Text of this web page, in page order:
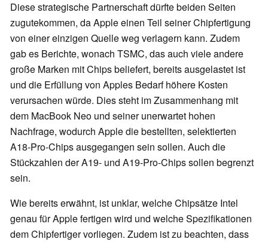
Diese strategische Partnerschaft dürfte beiden Seiten
zugutekommen, da Apple einen Teil seiner Chipfertigung
von einer einzigen Quelle weg verlagern kann. Zudem
gab es Berichte, wonach TSMC, das auch viele andere
große Marken mit Chips beliefert, bereits ausgelastet ist
und die Erfüllung von Apples Bedarf höhere Kosten
verursachen würde. Dies steht im Zusammenhang mit
dem MacBook Neo und seiner unerwartet hohen
Nachfrage, wodurch Apple die bestellten, selektierten
A18-Pro-Chips ausgegangen sein sollen. Auch die
Stückzahlen der A19- und A19-Pro-Chips sollen begrenzt
sein.
Wie bereits erwähnt, ist unklar, welche Chipsätze Intel
genau für Apple fertigen wird und welche Spezifikationen
dem Chipfertiger vorliegen. Zudem ist zu beachten, dass